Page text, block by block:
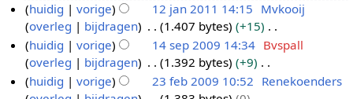
e
2
1
2
a
huidig vorige 12 jan 2011 14:15 Mvkooij
overleg
bijdragen 1.407 bytes
+15
G
e
e
n
4
huidig vorige 14 sep 2009 14:34 Bvspall
overleg
bijdragen 1.392 bytes
+9
Ghuidig vorige 23 feb 2009 10:52 Renekoenders